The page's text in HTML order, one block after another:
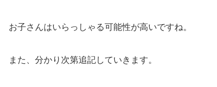
お子さんはいらっしゃる可能性が高いですね。
また、分かり次第追記していきます。